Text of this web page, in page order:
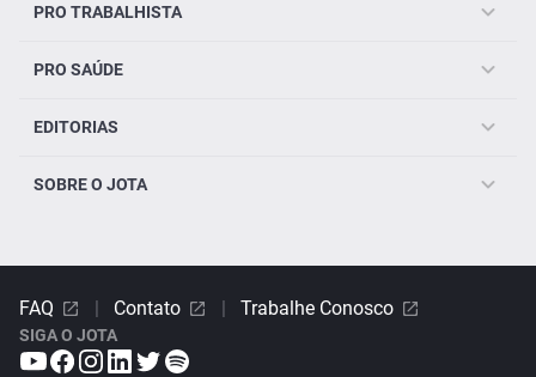
PRO TRABALHISTA
PRO SAÚDE
EDITORIAS
SOBRE O JOTA
FAQ | Contato | Trabalhe Conosco
SIGA O JOTA